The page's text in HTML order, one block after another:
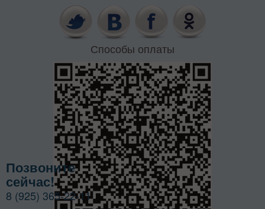
Способы оплаты
Позвоните
сейчас!
8 (925) 365-22-11